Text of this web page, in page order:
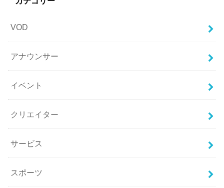
VOD
アナウンサー
イベント
クリエイター
サービス
スポーツ